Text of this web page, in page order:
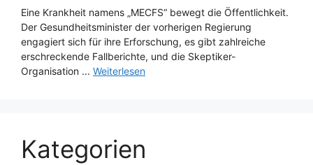
Eine Krankheit namens „MECFS“ bewegt die Öffentlichkeit.
Der Gesundheitsminister der vorherigen Regierung
engagiert sich für ihre Erforschung, es gibt zahlreiche
erschreckende Fallberichte, und die Skeptiker-
Organisation ... Weiterlesen
Kategorien